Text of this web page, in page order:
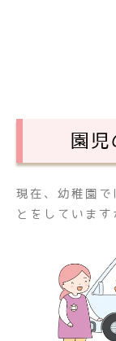
園
現在、幼稚園で
とをしています